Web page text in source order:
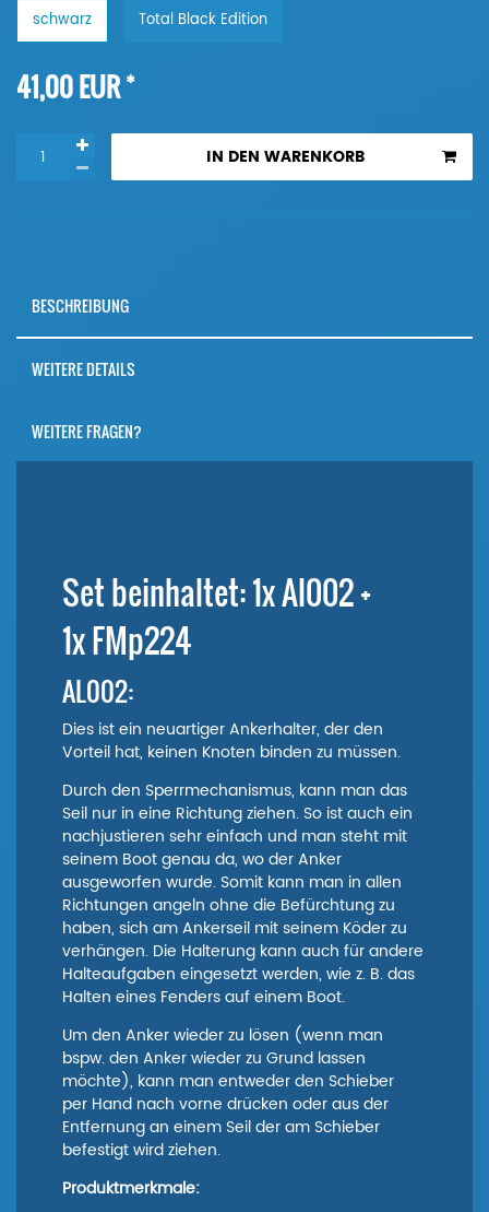
schwarz Total Black Edition
41,00 EUR*
IN DEN WARENKORB
BESCHREIBUNG
WEITERE DETAILS
WEITERE FRAGEN?
Set beinhaltet: 1x Al002 +
1x FMp224
AL002:
Dies ist ein neuartiger Ankerhalter, der den
Vorteil hat, keinen Knoten binden zu müssen.
Durch den Sperrmechanismus, kann man das
Seil nur in eine Richtung ziehen. So ist auch ein
nachjustieren sehr einfach und man steht mit
seinem Boot genau da, wo der Anker
ausgeworfen wurde. Somit kann man in allen
Richtungen angeln ohne die Befürchtung zu
haben, sich am Ankerseil mit seinem Köder zu
verhängen. Die Halterung kann auch für andere
Halteaufgaben eingesetzt werden, wie z. B. das
Halten eines Fenders auf einem Boot.
Um den Anker wieder zu lösen (wenn man
bspw. den Anker wieder zu Grund lassen
möchte), kann man entweder den Schieber
per Hand nach vorne drücken oder aus der
Entfernung an einem Seil der am Schieber
befestigt wird ziehen.
Produktmerkmale: